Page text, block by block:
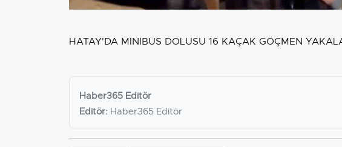
HATAY'DA MİNİBÜS DOLUSU 16 KAÇAK GÖÇMEN
Haber365 Editör
Editör: Haber365 Editör